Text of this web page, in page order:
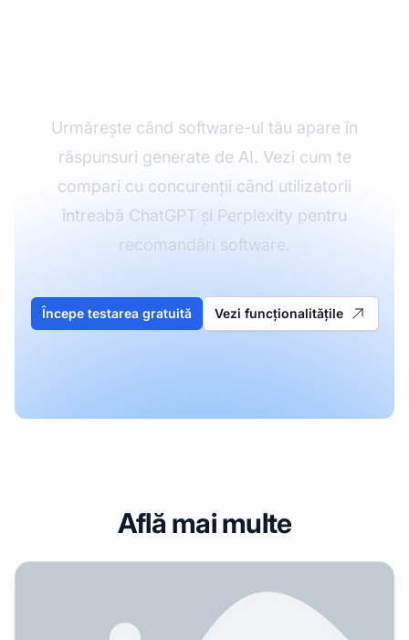
Urmărește când software-ul tău apare în
răspunsuri generate de AI. Vezi cum te
compari cu concurenții când utilizatorii
întreabă ChatGPT și Perplexity pentru
recomandări software.
Începe testarea gratuită Vezi funcționalitățile
Află mai multe
Startup la început de drum - cum concurezi pentru